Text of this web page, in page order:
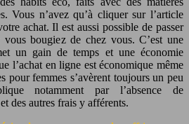
Vous n’avez qu’à cliquer sur l’article
achat. Il est aussi possible de passer
vous bougiez de chez vous. C’est une
un gain de temps et une économie
l’achat en ligne est économique même
pour femmes s’avèrent toujours un peu
notamment par l’absence de
des autres frais y afférents.